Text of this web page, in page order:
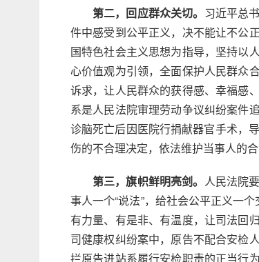
第二，回应群众关切。 习近平总
件中感受到公平正义，决不能让不公
国特色社会主义思想为指导，坚持以
心价值观为引领，全面保护人民群众
诉求，让人民群众的获得感、幸福感
系是人民法院审理劳动争议纠纷案件
诊脑死亡后因医院行捐献器官手术，
伤的不合理决定，依法维护当事人的
第三，旗帜鲜明亮剑。 人民法院
事人一个“说法”，给社会公平正义一
有力量、有是非、有温度，让司法回
司健康权纠纷案中，原告不配合安检
拦原告进站系履行安检职责的正当行